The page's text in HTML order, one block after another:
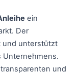
ein
Der
und unterstützt
Unternehmens.
und